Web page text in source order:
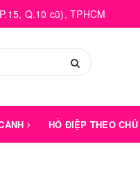
Q.10 cũ), TPHCM
HỒ ĐIỆP THEO